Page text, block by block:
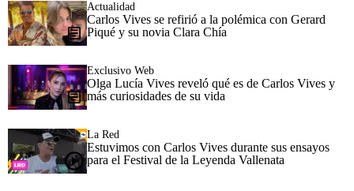
Actualidad
Carlos Vives se refirió a la polémica con Gerard
Piqué y su novia Clara Chía
Exclusivo Web
Olga Lucía Vives reveló qué es de Carlos Vives y
más curiosidades de su vida
La Red
Estuvimos con Carlos Vives durante sus ensayos
para el Festival de la Leyenda Vallenata